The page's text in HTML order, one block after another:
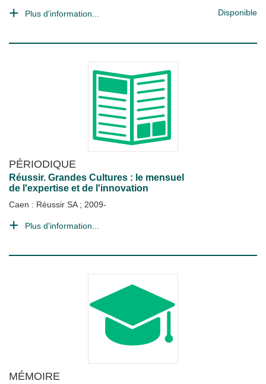
Plus d'information... Disponible
PÉRIODIQUE
Réussir. Grandes Cultures : le mensuel
de l'expertise et de l'innovation
Caen : Réussir SA ; 2009-
Plus d'information...
MÉMOIRE